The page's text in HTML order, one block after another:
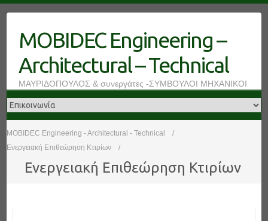
contentMOBIDEC Engineering –
Architectural – Technical
ΜΑΥΡΙΔΟΠΟΥΛΟΣ & συνεργάτες -ΣΥΜΒΟΥΛΟΙ ΜΗΧΑΝΙΚΟΙ
MOBIDEC Engineering - Architectural - Technical
Ενεργειακή Επιθεώρηση Κτιρίων
Ενεργειακή Επιθεώρηση Κτιρίων